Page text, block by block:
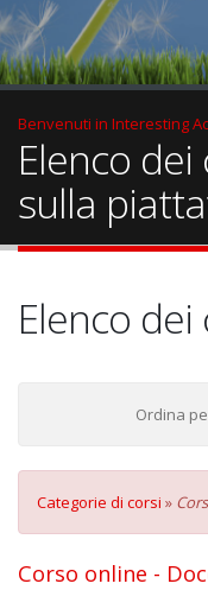
Benvenuti in Interesting
Elenco
sulla
Elenco dei
Ordina
Categorie di corsi »
Corso online -